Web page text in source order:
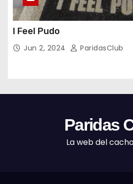
I Feel Pudo
Jun 2, 2024 ParidasClub
Paridas
La web del